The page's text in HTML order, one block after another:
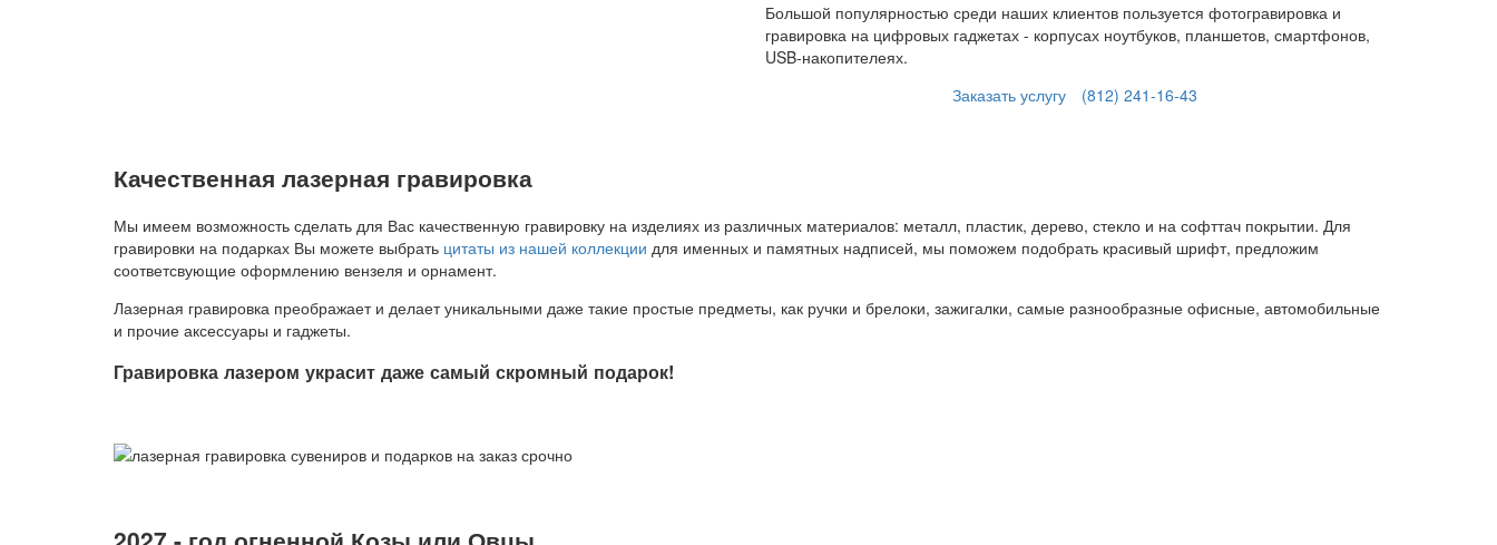
Большой популярностью среди наших клиентов пользуется фотогравировка и
гравировка на цифровых гаджетах - корпусах ноутбуков, планшетов, смартфонов,
USB-накопителеях.
Заказать услугу
(812) 241-16-43
Качественная лазерная гравировка
Мы имеем возможность сделать для Вас качественную гравировку на изделиях из различных материалов: металл, пластик, дерево, стекло и на софттач покрытии. Для
гравировки на подарках Вы можете выбрать цитаты из нашей коллекции для именных и памятных надписей, мы поможем подобрать красивый шрифт, предложим
соответсвующие оформлению вензеля и орнамент.
Лазерная гравировка преображает и делает уникальными даже такие простые предметы, как ручки и брелоки, зажигалки, самые разнообразные офисные, автомобильные
и прочие аксессуары и гаджеты.
Гравировка лазером украсит даже самый скромный подарок!